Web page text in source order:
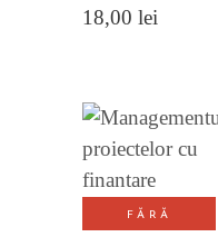
18,00 lei
FĂRĂ
DETALII